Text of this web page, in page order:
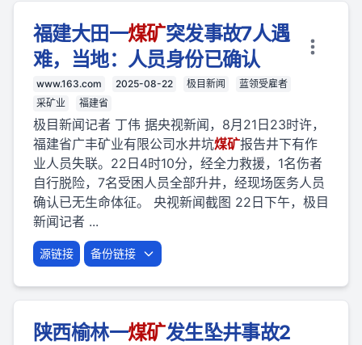
福建大田一煤矿突发事故7人遇
难，当地：人员身份已确认
www.163.com 2025-08-22 极目新闻
蓝领受雇者
采矿业
福建省
极目新闻记者 丁伟 据央视新闻，8月21日23时许，
福建省广丰矿业有限公司水井坑煤矿报告井下有作
业人员失联。22日4时10分，经全力救援，1名伤者
自行脱险，7名受困人员全部升井，经现场医务人员
确认已无生命体征。 央视新闻截图 22日下午，极目
新闻记者 ...
源链接 备份链接
陕西榆林一煤矿发生坠井事故2